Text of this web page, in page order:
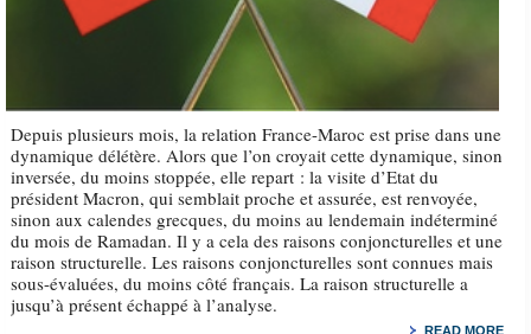
Depuis plusieurs mois, la relation France-Maroc est prise dans une
dynamique délétère. Alors que l’on croyait cette dynamique, sinon
inversée, du moins stoppée, elle repart : la visite d’Etat du
président Macron, qui semblait proche et assurée, est renvoyée,
sinon aux calendes grecques, du moins au lendemain indéterminé
du mois de Ramadan. Il y a cela des raisons conjoncturelles et une
raison structurelle. Les raisons conjoncturelles sont connues mais
sous-évaluées, du moins côté français. La raison structurelle a
jusqu’à présent échappé à l’analyse.
READ MORE